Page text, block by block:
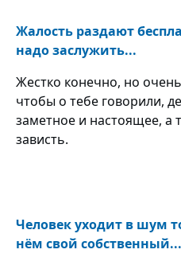
Жалость раздают
надо заслужить...
Жестко конечно, но
чтобы о тебе говорили,
заметное и настоящее, а
зависть.
Человек уходит в шум
нём свой собственный...